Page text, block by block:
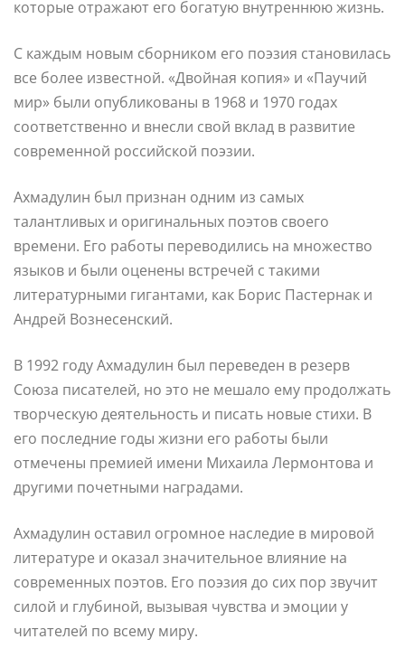
которые отражают его богатую внутреннюю жизнь.
С каждым новым сборником его поэзия становилась
все более известной. «Двойная копия» и «Паучий
мир» были опубликованы в 1968 и 1970 годах
соответственно и внесли свой вклад в развитие
современной российской поэзии.
Ахмадулин был признан одним из самых
талантливых и оригинальных поэтов своего
времени. Его работы переводились на множество
языков и были оценены встречей с такими
литературными гигантами, как Борис Пастернак и
Андрей Вознесенский.
В 1992 году Ахмадулин был переведен в резерв
Союза писателей, но это не мешало ему продолжать
творческую деятельность и писать новые стихи. В
его последние годы жизни его работы были
отмечены премией имени Михаила Лермонтова и
другими почетными наградами.
Ахмадулин оставил огромное наследие в мировой
литературе и оказал значительное влияние на
современных поэтов. Его поэзия до сих пор звучит
силой и глубиной, вызывая чувства и эмоции у
читателей по всему миру.